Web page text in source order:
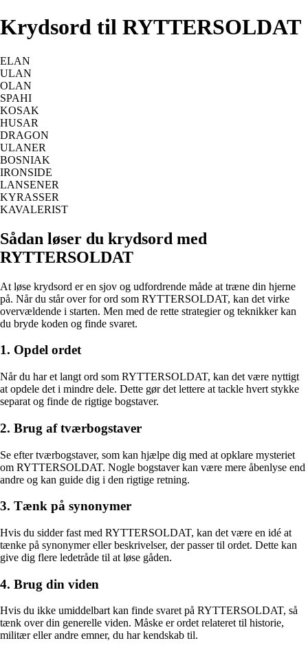
Krydsord til RYTTERSOLDAT
ELAN
ULAN
OLAN
SPAHI
KOSAK
HUSAR
DRAGON
ULANER
BOSNIAK
IRONSIDE
LANSENER
KYRASSER
KAVALERIST
Sådan løser du krydsord med
RYTTERSOLDAT
At løse krydsord er en sjov og udfordrende måde at træne din hjerne
på. Når du står over for ord som RYTTERSOLDAT, kan det virke
overvældende i starten. Men med de rette strategier og teknikker kan
du bryde koden og finde svaret.
1. Opdel ordet
Når du har et langt ord som RYTTERSOLDAT, kan det være nyttigt
at opdele det i mindre dele. Dette gør det lettere at tackle hvert stykke
separat og finde de rigtige bogstaver.
2. Brug af tværbogstaver
Se efter tværbogstaver, som kan hjælpe dig med at opklare mysteriet
om RYTTERSOLDAT. Nogle bogstaver kan være mere åbenlyse end
andre og kan guide dig i den rigtige retning.
3. Tænk på synonymer
Hvis du sidder fast med RYTTERSOLDAT, kan det være en idé at
tænke på synonymer eller beskrivelser, der passer til ordet. Dette kan
give dig flere ledetråde til at løse gåden.
4. Brug din viden
Hvis du ikke umiddelbart kan finde svaret på RYTTERSOLDAT, så
tænk over din generelle viden. Måske er ordet relateret til historie,
militær eller andre emner, du har kendskab til.